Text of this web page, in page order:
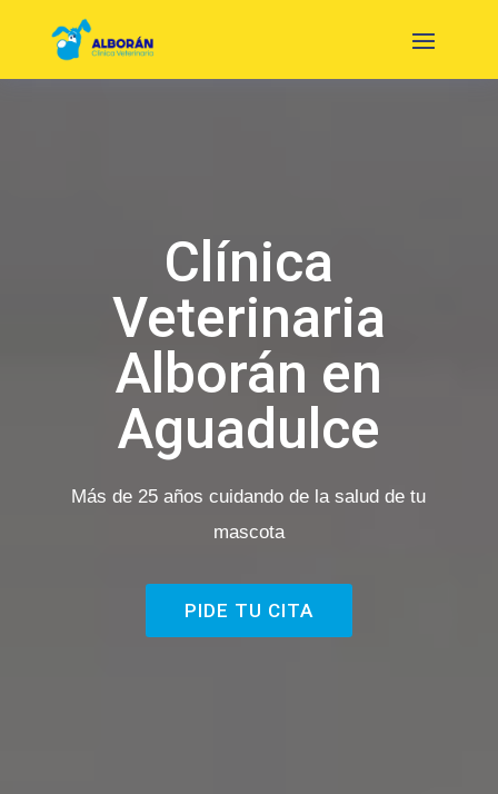
Clínica
Veterinaria
Alborán en
Aguadulce
Más de 25 años cuidando de la salud de tu
mascota
PIDE TU CITA